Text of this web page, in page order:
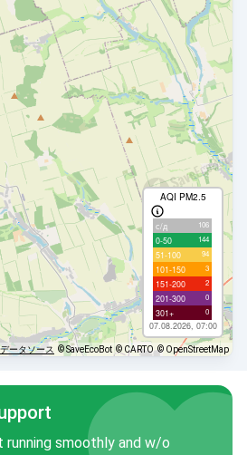
AQI PM2.5
с/д 106
0-50 144
51-100 94
101-150 3
151-200 2
201-300 0
301+ 0
07.08.2026, 07:00
データソース © SaveEcoBot © CARTO © OpenStreetMap
smoothly and w/o